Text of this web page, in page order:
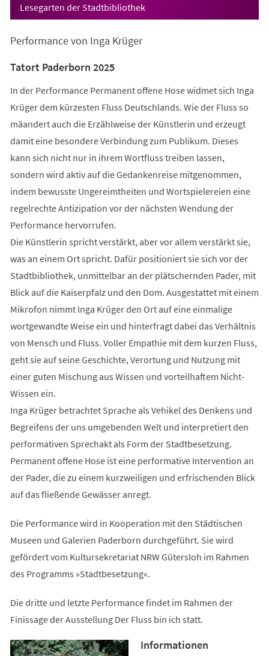
Lesegarten der Stadtbibliothek
Performance von Inga Krüger
Tatort Paderborn 2025
In der Performance Permanent offene Hose widmet sich Inga
Krüger dem kürzesten Fluss Deutschlands. Wie der Fluss so
mäandert auch die Erzählweise der Künstlerin und erzeugt
damit eine besondere Verbindung zum Publikum. Dieses
kann sich nicht nur in ihrem Wortfluss treiben lassen,
sondern wird aktiv auf die Gedankenreise mitgenommen,
indem bewusste Ungereimtheiten und Wortspielereien eine
regelrechte Antizipation vor der nächsten Wendung der
Performance hervorrufen.
Die Künstlerin spricht verstärkt, aber vor allem verstärkt sie,
was an einem Ort spricht. Dafür positioniert sie sich vor der
Stadtbibliothek, unmittelbar an der plätschernden Pader, mit
Blick auf die Kaiserpfalz und den Dom. Ausgestattet mit einem
Mikrofon nimmt Inga Krüger den Ort auf eine einmalige
wortgewandte Weise ein und hinterfragt dabei das Verhältnis
von Mensch und Fluss. Voller Empathie mit dem kurzen Fluss,
geht sie auf seine Geschichte, Verortung und Nutzung mit
einer guten Mischung aus Wissen und vorteilhaftem Nicht-
Wissen ein.
Inga Krüger betrachtet Sprache als Vehikel des Denkens und
Begreifens der uns umgebenden Welt und interpretiert den
performativen Sprechakt als Form der Stadtbesetzung.
Permanent offene Hose ist eine performative Intervention an
der Pader, die zu einem kurzweiligen und erfrischenden Blick
auf das fließende Gewässer anregt.
Die Performance wird in Kooperation mit den Städtischen
Museen und Galerien Paderborn durchgeführt. Sie wird
gefördert vom Kultursekretariat NRW Gütersloh im Rahmen
des Programms »Stadtbesetzung«.
Die dritte und letzte Performance findet im Rahmen der
Finissage der Ausstellung Der Fluss bin ich statt.
Informationen